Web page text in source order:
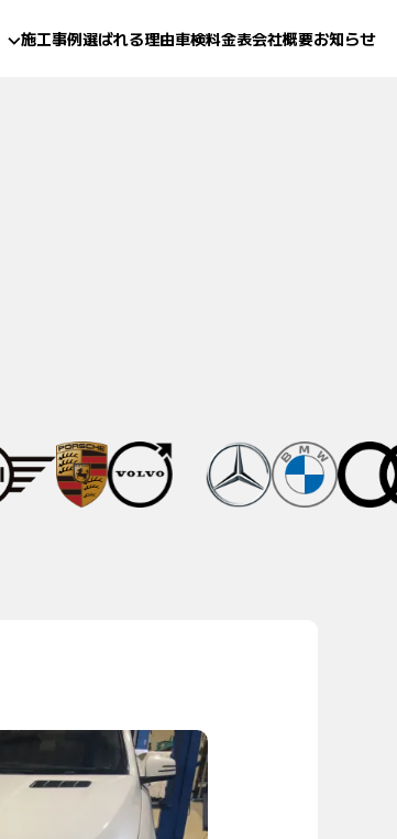
施工事例選ばれる理由車検料金表会社概要お知らせ